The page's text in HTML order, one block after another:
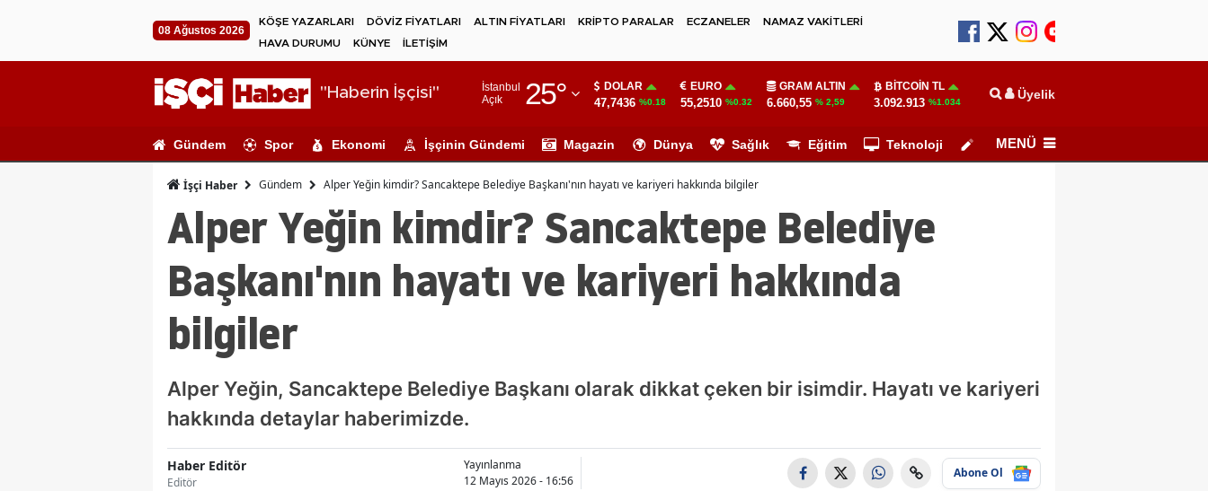
08 Ağustos 2026
KÖŞE YAZARLARI DÖVİZ FİYATLARI ALTIN FİYATLARI KRİPTO PARALAR ECZANELER
NAMAZ VAKİTLERİ
HAVA DURUMU
KÜNYE İLETİŞİM
"Haberin İşçisi"
İstanbul
Açık
25°
Adıyaman
Ağrı
Ankara
Antalya
Balıkesir
Bingöl
DOLAR
47,7436 %0.18
EURO
55,2510 %0.32
GRAM ALTIN
6.660,55 % 2,59
BITCOIN TL
3.092.913 %1.034 Üyelik
Gündem Spor Ekonomi İşçinin Gündemi Magazin Dünya Sağlık Eğitim Teknoloji Köşe Yazarları
MENÜ
İşçi Haber Gündem Alper Yeğin kimdir? Sancaktepe Belediye Başkanı'nın hayatı ve kariyeri hakkında bilgiler
Alper Yeğin kimdir? Sancaktepe Belediye
Başkanı'nın hayatı ve kariyeri hakkında
bilgiler
Alper Yeğin, Sancaktepe Belediye Başkanı olarak dikkat çeken bir isimdir. Hayatı ve kariyeri
hakkında detaylar haberimizde.
Haber Editör
Editör
Yayınlanma
12 Mayıs 2026 - 16:56
Abone Ol